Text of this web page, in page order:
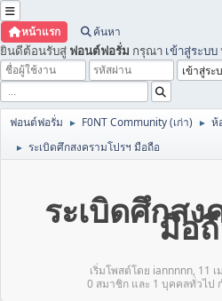
หน้าแรก ค้นหา
ยินดีต้อนรับสู่ ฟอนต์ฟอรั่ม กรุณา เข้าสู่ระบบ
ฟอนต์ฟอรั่ม ► F0NT Community (เก่า) ► ห้
► ระเบิดศึกสงครามโปรฯ มือถือ
ระเบิดศึกสง
มือ
เริ่มโพสต์โดย iannnnn, 11
0 สมาชิก และ 1 บุคคลทั่วไป